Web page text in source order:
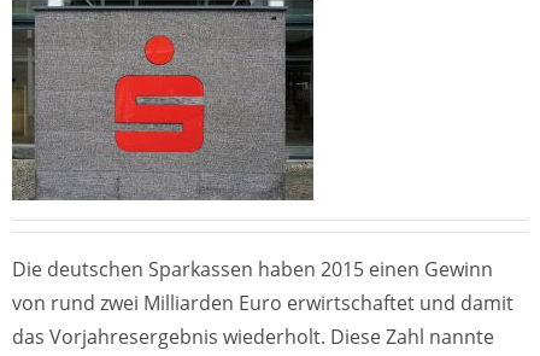
Die deutschen Sparkassen haben 2015 einen Gewinn
von rund zwei Milliarden Euro erwirtschaftet und damit
das Vorjahresergebnis wiederholt. Diese Zahl nannte